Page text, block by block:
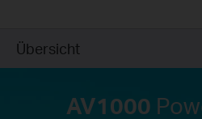
Übersicht
AV1000